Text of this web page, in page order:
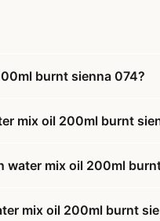
burnt sienna 074?
mix oil 200ml burnt
water mix oil 200ml
mix oil 200ml burnt